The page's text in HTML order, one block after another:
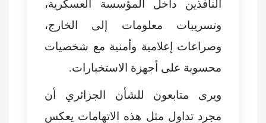
النافذين داخل المؤسسة العسكرية،
وتسريبات معلومات إلى الخارج،
وصراعات إعلامية وأمنية مع شخصيات
محسوبة على أجهزة الاستخبارات.
ويرى متابعون للشأن الجزائري أن
مجرد تداول مثل هذه الاتهامات يعكس